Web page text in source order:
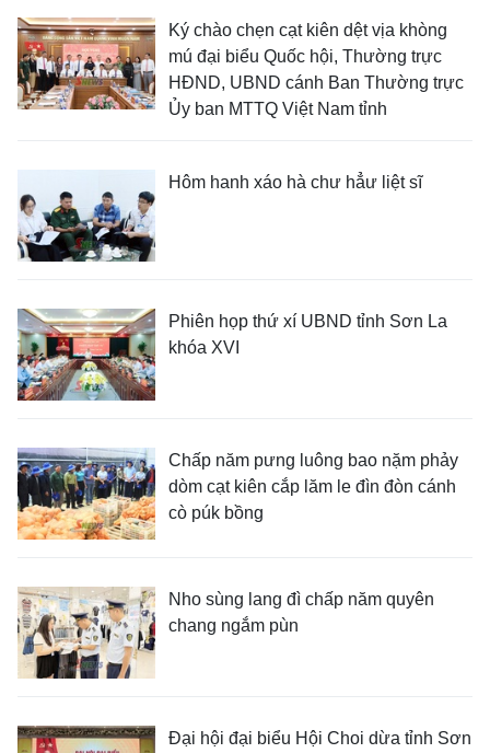
Ký chào chẹn cạt kiên dệt vịa khòng
mú đại biểu Quốc hội, Thường trực
HĐND, UBND cánh Ban Thường trực
Ủy ban MTTQ Việt Nam tỉnh
Hôm hanh xáo hà chư hẳư liệt sĩ
Phiên họp thứ xí UBND tỉnh Sơn La
khóa XVI
Chấp năm pưng luông bao nặm phảy
dòm cạt kiên cắp lăm le đìn đòn cánh
cò púk bồng
Nho sùng lang đì chấp năm quyên
chang ngắm pùn
Đại hội đại biểu Hội Choi dừa tỉnh Sơn